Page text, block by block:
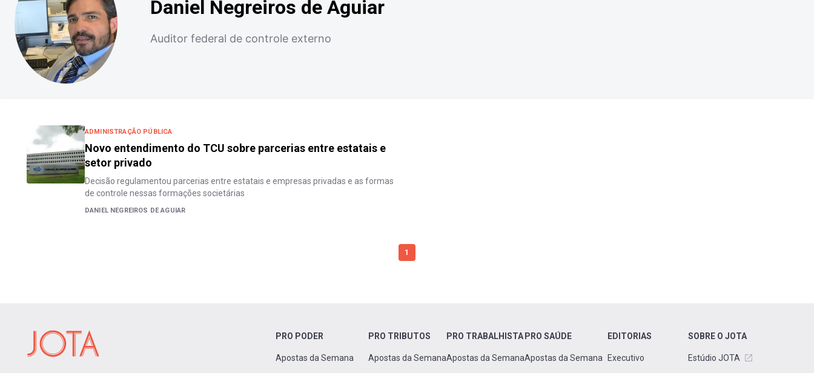
Daniel Negreiros de Aguiar
Auditor federal de controle externo
ADMINISTRAÇÃO PÚBLICA
Novo entendimento do TCU sobre parcerias entre estatais e
setor privado
Decisão regulamentou parcerias entre estatais e empresas privadas e as formas
de controle nessas formações societárias
DANIEL NEGREIROS DE AGUIAR
1
PRO PODER
Apostas da Semana
PRO TRIBUTOS
Apostas da Semana
PRO TRABALHISTA
Apostas da Semana
PRO SAÚDE
Apostas da Semana
EDITORIAS
Executivo
SOBRE O JOTA
Estúdio JOTA